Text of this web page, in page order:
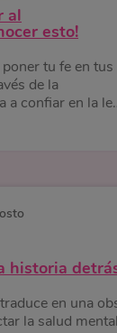
al
esto!
tu fe en tus
de la
a confiar en la
historia
en una
Este trastorno puede afectar la salud